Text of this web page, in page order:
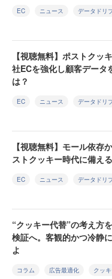
EC ニュース データドリ
【視聴無料】ポストク
社ECを強化し顧客データ
は？
EC ニュース データドリ
【視聴無料】モール依存
ストクッキー時代に備え
EC ニュース データドリ
“クッキー代替”の考え方
検証へ。客観的かつ冷静
よ
コラム 広告最適化 クッ